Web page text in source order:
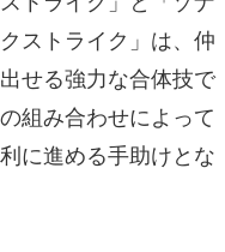
ストライク」は、仲
せる強力な合体技で
組み合わせによって
に進める手助けとな